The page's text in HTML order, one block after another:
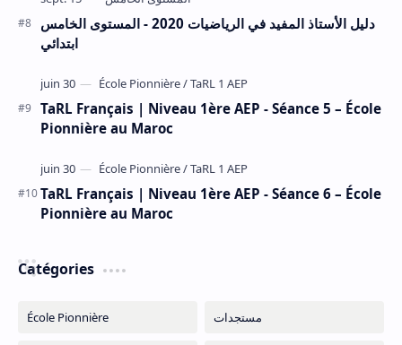
دليل الأستاذ المفيد في الرياضيات 2020 - المستوى الخامس
ابتدائي
TaRL Français | Niveau 1ère AEP - Séance 5 – École
Pionnière au Maroc
TaRL Français | Niveau 1ère AEP - Séance 6 – École
Pionnière au Maroc
Catégories